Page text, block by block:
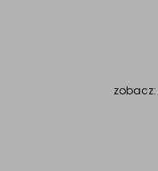
zobacz: